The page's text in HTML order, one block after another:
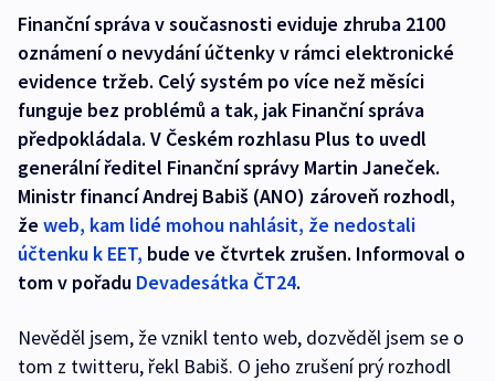
Finanční správa v současnosti eviduje zhruba 2100
oznámení o nevydání účtenky v rámci elektronické
evidence tržeb. Celý systém po více než měsíci
funguje bez problémů a tak, jak Finanční správa
předpokládala. V Českém rozhlasu Plus to uvedl
generální ředitel Finanční správy Martin Janeček.
Ministr financí Andrej Babiš (ANO) zároveň rozhodl,
že web, kam lidé mohou nahlásit, že nedostali
účtenku k EET, bude ve čtvrtek zrušen. Informoval o
tom v pořadu Devadesátka ČT24.
Nevěděl jsem, že vznikl tento web, dozvěděl jsem se o
tom z twitteru, řekl Babiš. O jeho zrušení prý rozhodl